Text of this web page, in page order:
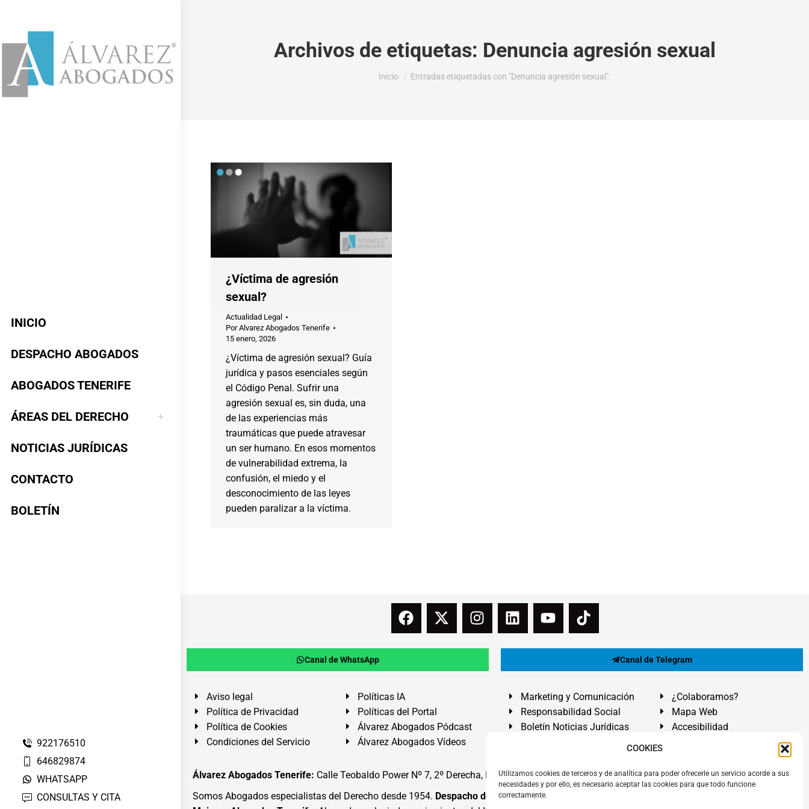
COOKIES
Utilizamos cookies de terceros y de analítica para poder ofrecerle un servicio acorde a sus
necesidades y por ello, es necesario aceptar las cookies para que todo funcione
correctamente.
INICIO
DESPACHO ABOGADOS
ABOGADOS TENERIFE
ÁREAS DEL DERECHO
NOTICIAS JURÍDICAS
CONTACTO
BOLETÍN
922176510
646829874
WHATSAPP
CONSULTAS Y CITA
Archivos de etiquetas: Denuncia agresión sexual
Estás aquí:
Inicio Entradas etiquetadas con "Denuncia agresión sexual".
¿Víctima de agresión
sexual?
Actualidad Legal
PorAlvarez Abogados Tenerife
15 enero, 2026
¿Víctima de agresión sexual? Guía
jurídica y pasos esenciales según
el Código Penal. Sufrir una
agresión sexual es, sin duda, una
de las experiencias más
traumáticas que puede atravesar
un ser humano. En esos momentos
de vulnerabilidad extrema, la
confusión, el miedo y el
desconocimiento de las leyes
pueden paralizar a la víctima.
Canal de WhatsApp Canal de Telegram
Aviso legal
Política de Privacidad
Política de Cookies
Condiciones del Servicio
Políticas IA
Políticas del Portal
Álvarez Abogados Pódcast
Álvarez Abogados Vídeos
Marketing y Comunicación
Responsabilidad Social
Boletín Noticias Jurídicas
¿Colaboramos?
Mapa Web
Accesibilidad
Álvarez Abogados Tenerife: Calle Teobaldo Power Nº 7, 2º Derecha, El Médano, Granadilla de Abona, Santa Cruz de Tenerife. Islas Canarias.
Somos Abogados especialistas del Derecho desde 1954. Despacho de Abogados El Médano